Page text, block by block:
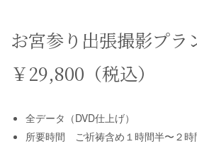
お宮参り出張撮影プ
￥29,800（税込）
全データ（DVD仕上げ）
所要時間 ご祈祷含め１時間半〜２時